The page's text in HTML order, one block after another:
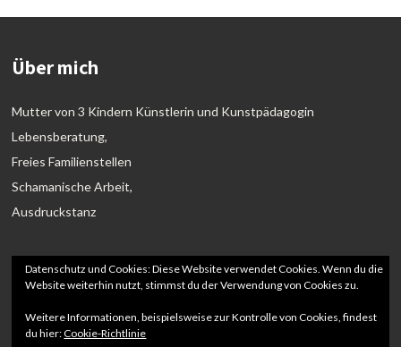
Über mich
Mutter von 3 Kindern Künstlerin und Kunstpädagogin
Lebensberatung,
Freies Familienstellen
Schamanische Arbeit,
Ausdruckstanz
Datenschutz und Cookies: Diese Website verwendet Cookies. Wenn du die
Website weiterhin nutzt, stimmst du der Verwendung von Cookies zu.
Weitere Informationen, beispielsweise zur Kontrolle von Cookies, findest
du hier:Cookie-Richtlinie